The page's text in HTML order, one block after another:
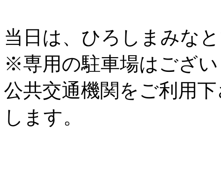
当日は、ひろしまみな
※専用の駐車場はござ
公共交通機関をご利用
します。